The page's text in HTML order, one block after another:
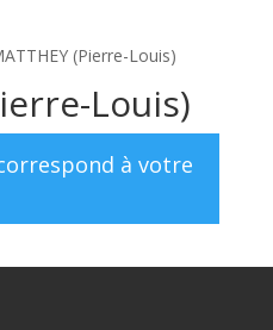
(Pierre-Louis)
Louis)
à votre